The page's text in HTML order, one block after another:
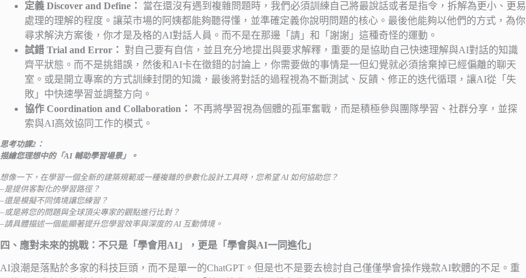
定義 Discover and Define：
當在還沒有遇到複雜問題時，我們必須訓練自己將最說話或者是指令，拆解為更小、更易
處理的理解的程度。讓菜市場的阿姨都能夠聽得懂，並準確定義你說明問題的核心。最後他能夠以他們的方式，為你
尋求解決方案後，你才是及格的AI對話人員。而不是在那邊「請」和「謝謝」這種奇怪的運動。
試錯 Trial and Error： 對自己要有自信，並且充分地提出與要求解釋，重要的是協助自己快速理解與AI對話的知識
齊平狀態。而不是挑錯誤，然後和AI卡在徵錯的討論上，你需要做的事情是一但幻覺就必須捨棄掉已經偏離的聊天
室。或是開立專案的方式訓練封閉的知識，最後將對話的過程視為不斷測試、反饋、修正的迭代循環，讓AI從「失
敗」中快速學習並調整方向。
協作 Coordination and Collaboration：
不再將學習視為個體的孤軍奮戰，而是積極參與團隊學習、社群分享，並探
索與AI高效協同工作的模式。
思考功課2：
描繪您理想中的「AI 輔助學習場景」。
想像一下，在學習一個全新的建築規範或一種複雜的參數化設計工具時，您希望 AI 如何協助您？
–是提供客製化的學習路徑？
–還是模擬不同情境讓您練習？
–或是將您的問題與全球頂尖專家的觀點進行比對？
–請具體描述一個能顯著提升您學習效率與深度的 AI 互動情境。
四、應對未來的挑戰：不只是「學會用AI」，更是「學會與AI一同進化」
AI浪潮是落點於多家的科技巨頭，而不是單一的ChatGPT。但是也不是要去檢討自己僅僅學會操作幾款AI軟體的不足。重